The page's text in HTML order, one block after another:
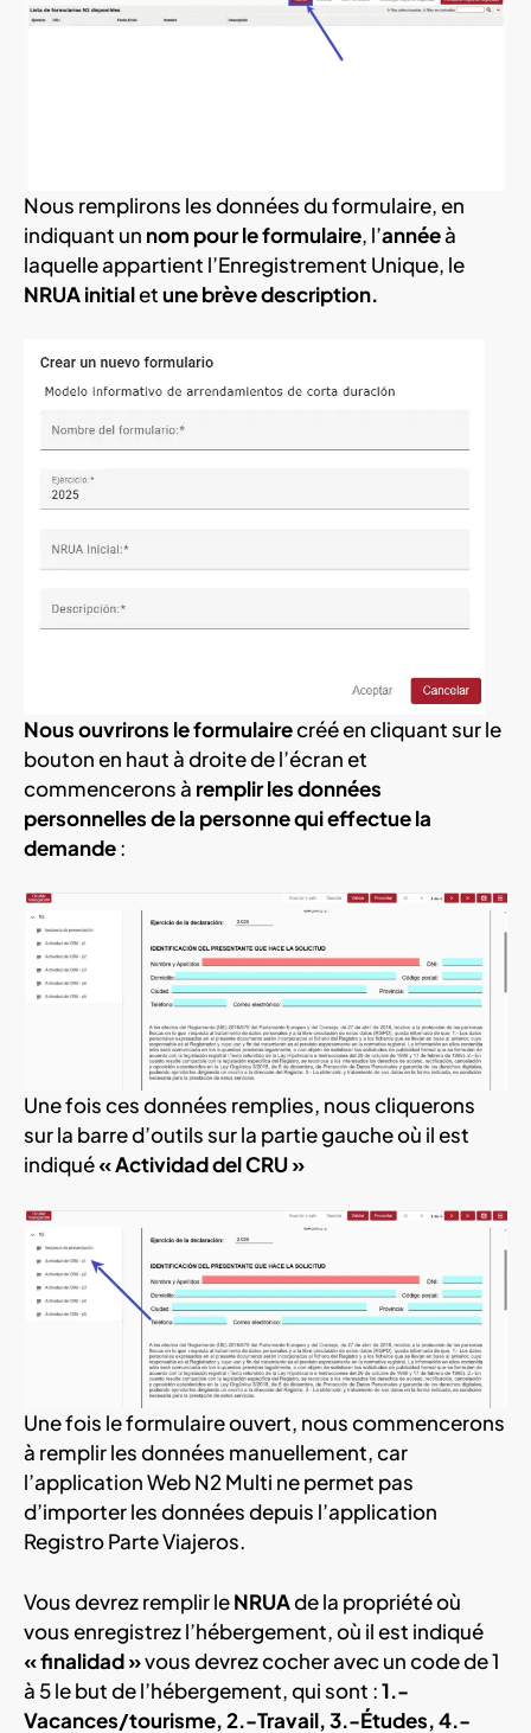
Nous remplirons les données du formulaire, en
indiquant un nom pour le formulaire, l’annéeà
laquelle appartient l’Enregistrement Unique, le
NRUA initialetune brève description.
Nous ouvrirons le formulairecréé en cliquant sur le
bouton en haut à droite de l’écran et
commencerons à remplir les données
personnelles de la personne qui effectue la
demande:
Une fois ces données remplies, nous cliquerons
sur la barre d’outils sur la partie gauche où il est
indiqué« Actividad del CRU »
Une fois le formulaire ouvert, nous commencerons
à remplir les données manuellement, car
l’application Web N2 Multi ne permet pas
d’importer les données depuis l’application
Registro Parte Viajeros.
Vous devrez remplir leNRUAde la propriété où
vous enregistrez l’hébergement, où il est indiqué
« finalidad »vous devrez cocher avec un code de 1
à 5 le but de l’hébergement, qui sont :1.-
Vacances/tourisme, 2.-Travail, 3.-Études, 4.-